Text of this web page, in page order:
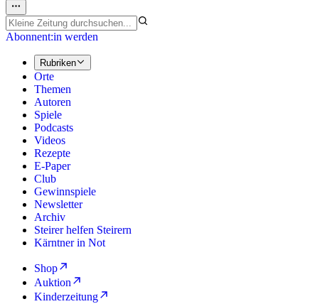
Abonnent:in werden
Rubriken
Orte
Themen
Autoren
Spiele
Podcasts
Videos
Rezepte
E-Paper
Club
Gewinnspiele
Newsletter
Archiv
Steirer helfen Steirern
Kärntner in Not
Shop
Auktion
Kinderzeitung